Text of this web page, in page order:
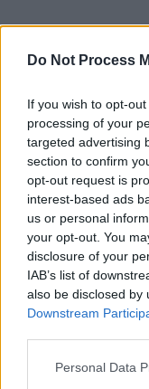
Do Not Process
If you wish to opt-
processing of your
targeted advertising
section to confirm
opt-out request is
interest-based ads
us or personal
your opt-out. You
disclosure of your
IAB’s list of
also be disclosed by
Downstream
Personal Data
*Premeditare în
scos REPER –
votare, iar
lor are zero la